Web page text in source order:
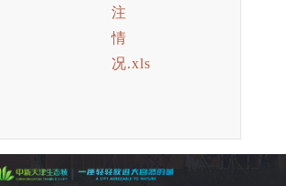
注
情
况.xls